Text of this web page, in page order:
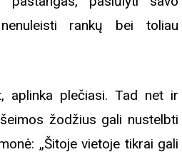
rankų bei toliau
aplinka plečiasi. Tad net ir
žodžius gali nustelbti
„Šitoje vietoje tikrai gali